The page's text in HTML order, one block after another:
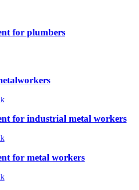
for plumbers
for industrial metal workers
for metal workers